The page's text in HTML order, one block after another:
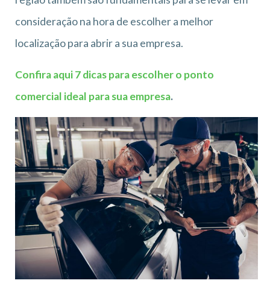
consideração na hora de escolher a melhor
localização para abrir a sua empresa.
Confira aqui 7 dicas para escolher o ponto
comercial ideal para sua empresa.